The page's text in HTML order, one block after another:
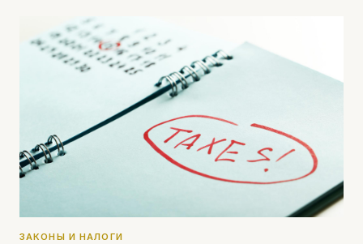
ЗАКОНЫ И НАЛОГИ